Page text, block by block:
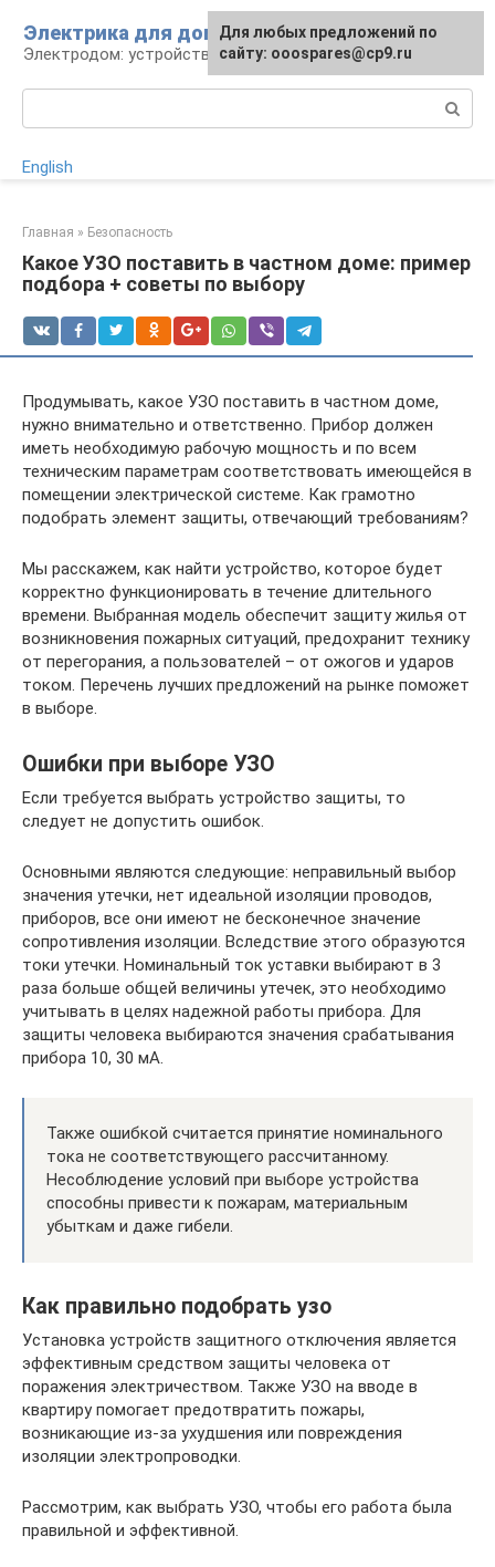
контенту
Электрика для дома
Электродом: устройства, кабели, ремонт
English
Главная » Безопасность
Какое УЗО поставить в частном доме: пример
подбора + советы по выбору
Продумывать, какое УЗО поставить в частном доме,
нужно внимательно и ответственно. Прибор должен
иметь необходимую рабочую мощность и по всем
техническим параметрам соответствовать имеющейся в
помещении электрической системе. Как грамотно
подобрать элемент защиты, отвечающий требованиям?
Мы расскажем, как найти устройство, которое будет
корректно функционировать в течение длительного
времени. Выбранная модель обеспечит защиту жилья от
возникновения пожарных ситуаций, предохранит технику
от перегорания, а пользователей – от ожогов и ударов
током. Перечень лучших предложений на рынке поможет
в выборе.
Ошибки при выборе УЗО
Если требуется выбрать устройство защиты, то
следует не допустить ошибок.
Основными являются следующие: неправильный выбор
значения утечки, нет идеальной изоляции проводов,
приборов, все они имеют не бесконечное значение
сопротивления изоляции. Вследствие этого образуются
токи утечки. Номинальный ток уставки выбирают в 3
раза больше общей величины утечек, это необходимо
учитывать в целях надежной работы прибора. Для
защиты человека выбираются значения срабатывания
прибора 10, 30 мА.
Также ошибкой считается принятие номинального
тока не соответствующего рассчитанному.
Несоблюдение условий при выборе устройства
способны привести к пожарам, материальным
убыткам и даже гибели.
Как правильно подобрать узо
Установка устройств защитного отключения является
эффективным средством защиты человека от
поражения электричеством. Также УЗО на вводе в
квартиру помогает предотвратить пожары,
возникающие из-за ухудшения или повреждения
изоляции электропроводки.
Рассмотрим, как выбрать УЗО, чтобы его работа была
правильной и эффективной.
Для любых предложений по
сайту: ooospares@cp9.ru